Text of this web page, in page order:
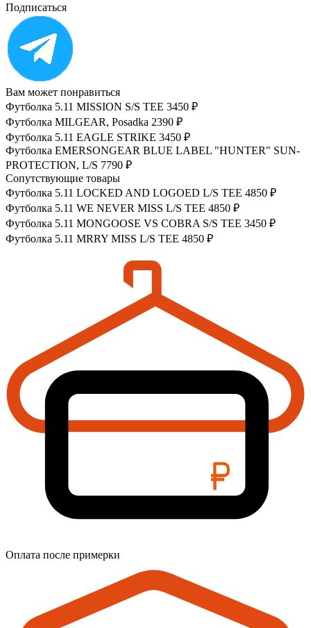
Подписаться
Вам может понравиться
Футболка 5.11 MISSION S/S TEE 3450 ₽
Футболка MILGEAR, Posadka 2390 ₽
Футболка 5.11 EAGLE STRIKE 3450 ₽
Футболка EMERSONGEAR BLUE LABEL "HUNTER" SUN-
PROTECTION, L/S 7790 ₽
Сопутствующие товары
Футболка 5.11 LOCKED AND LOGOED L/S TEE 4850 ₽
Футболка 5.11 WE NEVER MISS L/S TEE 4850 ₽
Футболка 5.11 MONGOOSE VS COBRA S/S TEE 3450 ₽
Футболка 5.11 MRRY MISS L/S TEE 4850 ₽
Оплата после примерки